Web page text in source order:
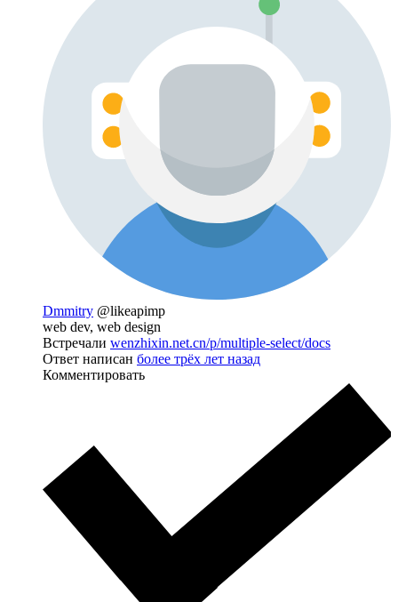
Dmmitry @likeapimp
web dev, web design
Встречали wenzhixin.net.cn/p/multiple-select/docs
Ответ написан более трёх лет назад
Комментировать